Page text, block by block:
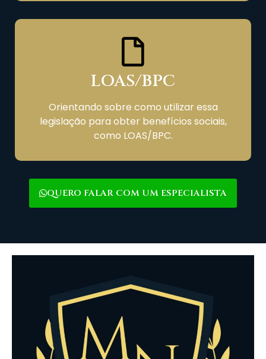
LOAS/BPC
Orientando sobre como utilizar essa
legislação para obter benefícios sociais,
como LOAS/BPC.
QUERO FALAR COM UM ESPECIALISTA